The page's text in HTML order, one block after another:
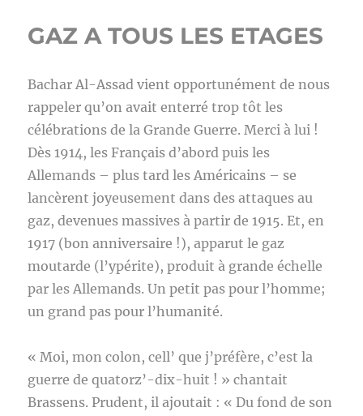
GAZ A TOUS LES ETAGES
Bachar Al-Assad vient opportunément de nous
rappeler qu’on avait enterré trop tôt les
célébrations de la Grande Guerre. Merci à lui !
Dès 1914, les Français d’abord puis les
Allemands – plus tard les Américains – se
lancèrent joyeusement dans des attaques au
gaz, devenues massives à partir de 1915. Et, en
1917 (bon anniversaire !), apparut le gaz
moutarde (l’ypérite), produit à grande échelle
par les Allemands. Un petit pas pour l’homme;
un grand pas pour l’humanité.
« Moi, mon colon, cell’ que j’préfère, c’est la
guerre de quatorz’-dix-huit ! » chantait
Brassens. Prudent, il ajoutait : « Du fond de son